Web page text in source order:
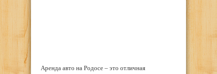
Аренда авто на Родосе – это отличная